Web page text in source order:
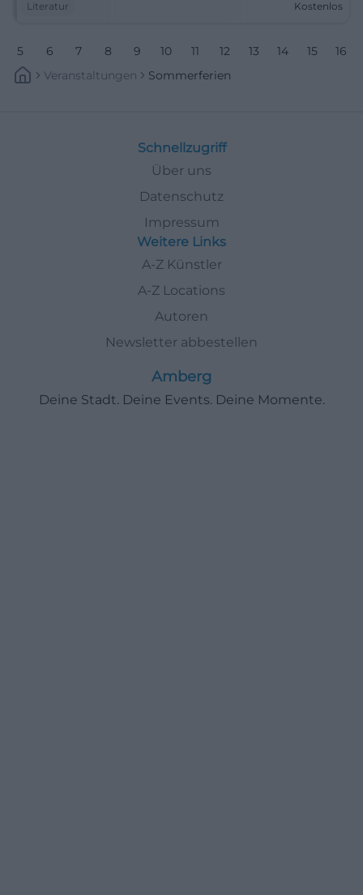
Literatur
Kostenlos
5 6 7 8 9 10 11 12 13 14 15
16
Veranstaltungen
Sommerferien
Schnellzugriff
Über uns
Datenschutz
Impressum
Weitere Links
A-Z Künstler
A-Z Locations
Autoren
Newsletter abbestellen
Amberg
Deine Stadt. Deine Events. Deine Momente.